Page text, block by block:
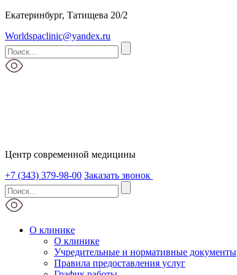
Екатеринбург, Татищева 20/2
Worldspaclinic@yandex.ru
Центр современной медицины
+7 (343) 379-98-00 Заказать звонок
О клинике
О клинике
Учредительные и нормативные документы
Правила предоставления услуг